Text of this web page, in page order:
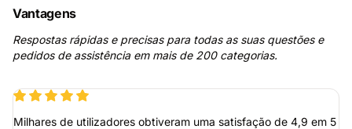
Vantagens
Respostas rápidas e precisas para todas as suas questões e
pedidos de assistência em mais de 200 categorias.
Milhares de utilizadores obtiveram uma satisfação de 4,9 em 5